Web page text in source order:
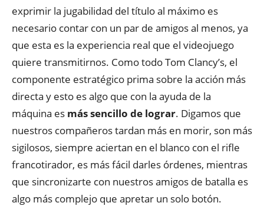
exprimir la jugabilidad del título al máximo es
necesario contar con un par de amigos al menos, ya
que esta es la experiencia real que el videojuego
quiere transmitirnos. Como todo Tom Clancy’s, el
componente estratégico prima sobre la acción más
directa y esto es algo que con la ayuda de la
máquina es más sencillo de lograr. Digamos que
nuestros compañeros tardan más en morir, son más
sigilosos, siempre aciertan en el blanco con el rifle
francotirador, es más fácil darles órdenes, mientras
que sincronizarte con nuestros amigos de batalla es
algo más complejo que apretar un solo botón.